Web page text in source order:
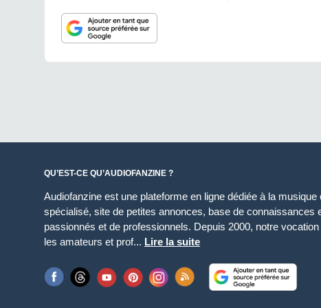
QU’EST-CE QU’AUDIOFANZINE ?
Audiofanzine est une plateforme en ligne dédiée à la musique
spécialisé, site de petites annonces, base de connaissances
passionnés et de professionnels. Depuis 2000, notre
les amateurs et prof... Lire la suite